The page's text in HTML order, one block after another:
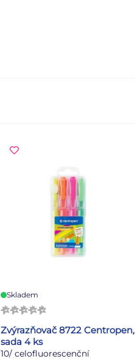
Skladem
Zvýrazňovač 8722 Centropen,
sada 4 ks
10/ celofluorescenční